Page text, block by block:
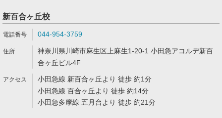
新百合ヶ丘校
044-954-3759
神奈川県川崎市麻生区上麻生1-20-1 小田急アコルデ新百
合ヶ丘ビル4F
小田急線 新百合ヶ丘より 徒歩 約1分
小田急線 百合ヶ丘より 徒歩 約14分
小田急多摩線 五月台より 徒歩 約21分